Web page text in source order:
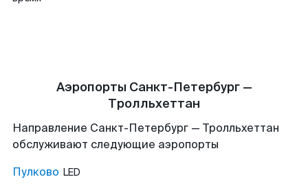
Аэропорты Санкт-Петербург —
Тролльхеттан
Направление Санкт-Петербург — Тролльхеттан
обслуживают следующие аэропорты
Пулково LED